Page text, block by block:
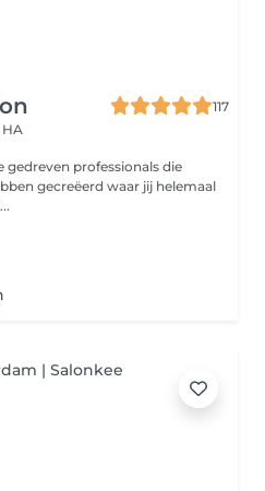
117
HA
gedreven professionals die
gecreëerd waar jij helemaal
gelegd. S...